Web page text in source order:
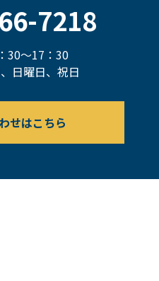
7218
30～17：30
日曜日、祝日
せはこちら